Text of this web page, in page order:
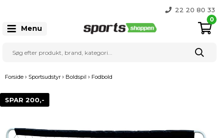
22 20 80 33
Menu
0
Forside › Sportsudstyr › Boldspil › Fodbold
SPAR 200,-